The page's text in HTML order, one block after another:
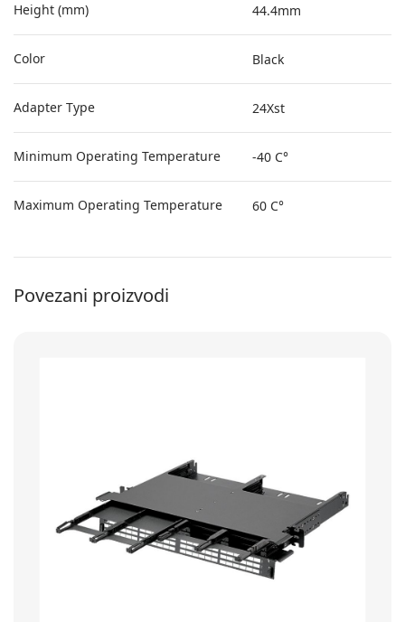
Height (mm) 44.4mm
Color Black
Adapter Type 24Xst
Minimum Operating Temperature -40 C°
Maximum Operating Temperature 60 C°
Povezani proizvodi